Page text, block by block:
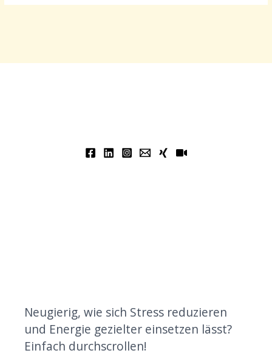
Neugierig, wie sich Stress reduzieren
und Energie gezielter einsetzen lässt?
Einfach durchscrollen!